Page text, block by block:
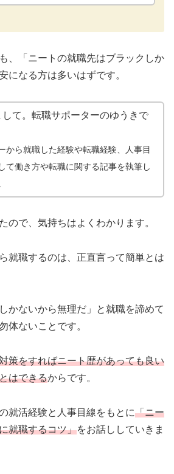
、「ニートの就職先はブラックしか
になる方は多いはずです。
して。転職サポーターのゆうきで
から就職した経験や転職経験、人事目
て働き方や転職に関する記事を執筆し
ので、気持ちはよくわかります。
就職するのは、正直言って簡単とは
かないから無理だ」と就職を諦めて
体ないことです。
策をすればニート歴があっても良い
はできるからです。
就活経験と人事目線をもとに「ニー
就職するコツ」をお話ししていきま